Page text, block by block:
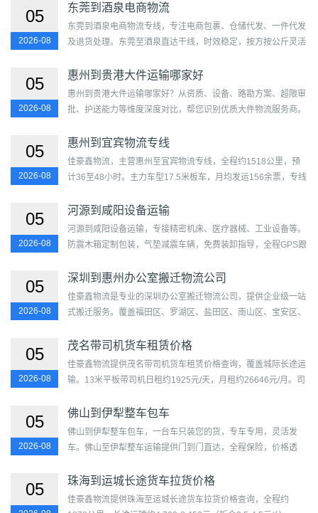
元/...
05
2026-08
东莞到酒泉电商物流
东莞到酒泉电商物流专线，专注电商包裹、仓储代发、一件代发
及退货处理。东莞至酒泉直达干线，时效稳定，按方按公斤灵活
05
2026-08
惠州到贵港大件运输哪家好
惠州到贵港大件运输哪家好？从资质、设备、路勘方案、超限审
批、护送能力等维度深度对比，帮您识别优质大件物流服务商。
05
2026-08
惠州到宜宾物流专线
佳豪鑫物流，主营惠州至宜宾物流专线，全程约1518公里，预
计36至48小时。主力车型17.5米板车，月均发运156余票，专线
县及...
05
2026-08
河源到咸阳设备运输
河源到咸阳设备运输，专接精密机床、医疗器械、工业设备等。
防震木箱定制包装，气垫减震车辆，免费装卸指导，全程GPS跟
05
2026-08
深圳到惠州办公室搬迁物流公司
佳豪鑫物流是专业的深圳办公室搬迁物流公司，提供企业级一站
式搬迁服务。覆盖福田区、罗湖区、盐田区、南山区、宝安区、
05
2026-08
茂名带司机货车租赁价格
佳豪鑫物流提供茂名带司机货车租赁价格查询，覆盖城际长途运
输。13米平板带司机日租约1925元/天，月租约26646元/月。司
租...
05
2026-08
佛山到伊犁整车包车
佛山到伊犁整车包车，一台车只装您的货，专车专用，灵活发
车。佛山至伊犁整车运输提供门到门直达，全程保险，价格透
05 珠海到运城长途货车拉货价格
佳豪鑫物流提供珠海至运城长途货车拉货价格查询，全程约